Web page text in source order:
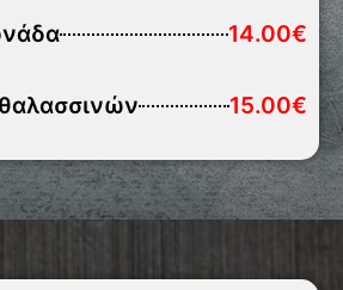
14.00€
15.00€